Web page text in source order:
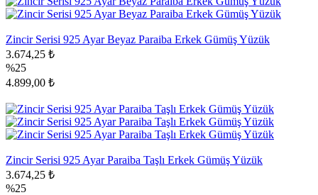
Zincir Serisi 925 Ayar Beyaz Paraiba Erkek Gümüş Yüzük
3.674,25 ₺
%25
4.899,00 ₺
Zincir Serisi 925 Ayar Paraiba Taşlı Erkek Gümüş Yüzük
3.674,25 ₺
%25